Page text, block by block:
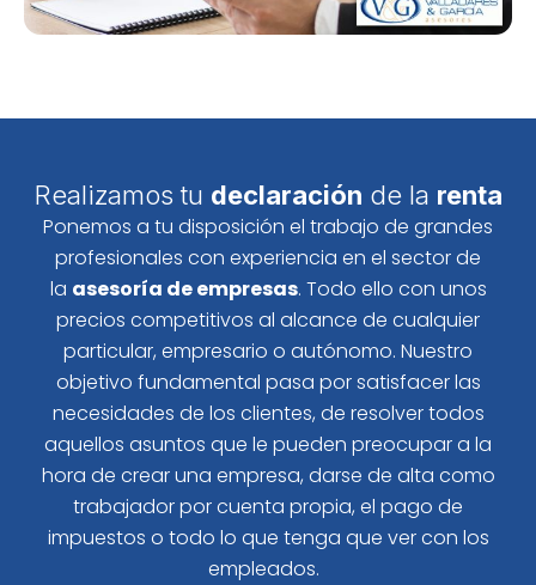
Realizamos tu declaración de la renta
Ponemos a tu disposición el trabajo de grandes
profesionales con experiencia en el sector de
la asesoría de empresas. Todo ello con unos
precios competitivos al alcance de cualquier
particular, empresario o autónomo. Nuestro
objetivo fundamental pasa por satisfacer las
necesidades de los clientes, de resolver todos
aquellos asuntos que le pueden preocupar a la
hora de crear una empresa, darse de alta como
trabajador por cuenta propia, el pago de
impuestos o todo lo que tenga que ver con los
empleados.